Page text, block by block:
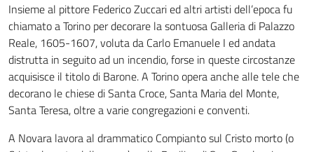
Insieme al pittore Federico Zuccari ed altri artisti dell’epoca fu
chiamato a Torino per decorare la sontuosa Galleria di Palazzo
Reale, 1605-1607, voluta da Carlo Emanuele I ed andata
distrutta in seguito ad un incendio, forse in queste circostanze
acquisisce il titolo di Barone. A Torino opera anche alle tele che
decorano le chiese di Santa Croce, Santa Maria del Monte,
Santa Teresa, oltre a varie congregazioni e conventi.
A Novara lavora al drammatico Compianto sul Cristo morto (o